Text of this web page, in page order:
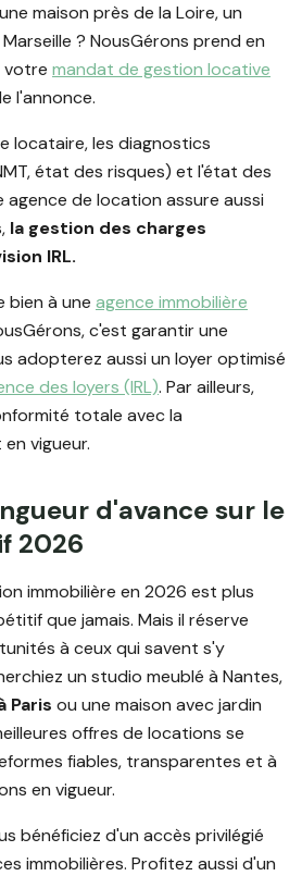
maison près de la Loire, un
? NousGérons prend en
votre mandat de gestion locative
l'annonce.
locataire, les diagnostics
état des risques) et l'état des
agence de location assure aussi
la gestion des charges
IRL.
bien à une agence immobilière
c'est garantir une
adopterez aussi un loyer optimisé
des loyers (IRL). Par ailleurs,
totale avec la
vigueur.
d'avance sur le
2026
immobilière en 2026 est plus
que jamais. Mais il réserve
à ceux qui savent s'y
un studio meublé à Nantes,
Paris ou une maison avec jardin
offres de locations se
fiables, transparentes et à
en vigueur.
bénéficiez d'un accès privilégié
immobilières. Profitez aussi d'un